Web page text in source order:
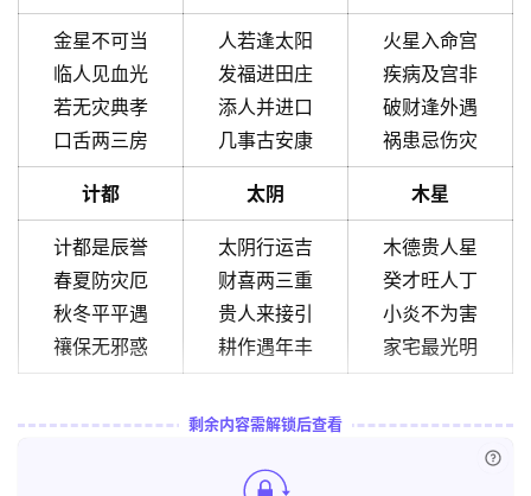
金星不可当
临人见血光
若无灾典孝
口舌两三房
人若逢太阳
发福进田庄
添人并进口
几事古安康
火星入命宫
疾病及宫非
破财逢外遇
祸患忌伤灾
计都 太阴 木星
计都是辰誉
春夏防灾厄
秋冬平平遇
禳保无邪惑
太阴行运吉
财喜两三重
贵人来接引
耕作遇年丰
木德贵人星
癸才旺人丁
小炎不为害
家宅最光明
剩余内容需解锁后查看